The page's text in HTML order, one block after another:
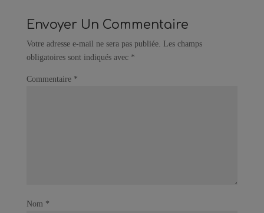
Envoyer Un Commentaire
Votre adresse e-mail ne sera pas publiée. Les champs
obligatoires sont indiqués avec *
Commentaire *
Nom *